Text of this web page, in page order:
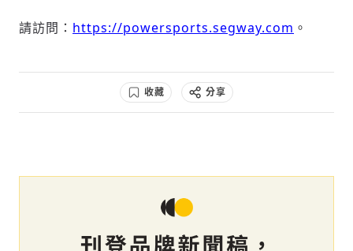
請訪問： https://powersports.segway.com 。
收藏 分享